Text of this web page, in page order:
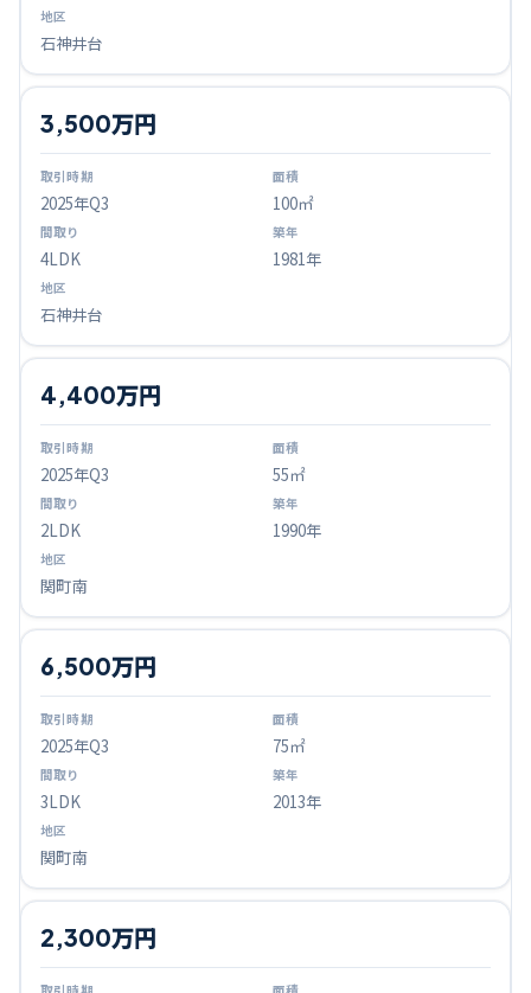
石神井台
2025年Q3
3,500万円
100㎡
4LDK 1981年
石神井台
2025年Q3
4,400万円
55㎡
2LDK 1990年
関町南
2025年Q3
6,500万円
75㎡
3LDK 2013年
関町南
2,300万円